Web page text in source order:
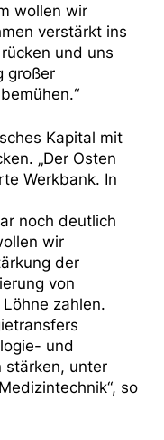
wollen wir
verstärkt ins
und uns
großer
Kapital mit
„Der Osten
Werkbank. In
noch deutlich
wir
der
von
zahlen.
und
stärken, unter
so